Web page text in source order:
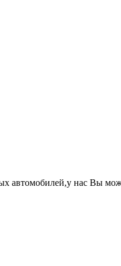
автомобилей,у нас Вы